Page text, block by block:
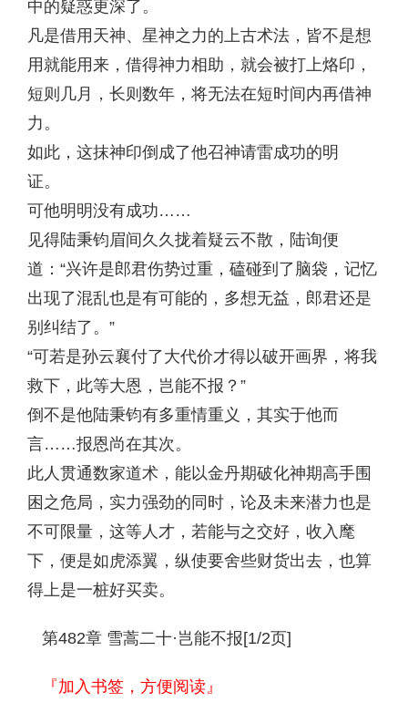
中的疑惑更深了。
凡是借用天神、星神之力的上古术法，皆不是想
用就能用来，借得神力相助，就会被打上烙印，
短则几月，长则数年，将无法在短时间内再借神
力。
如此，这抹神印倒成了他召神请雷成功的明
证。
可他明明没有成功……
见得陆秉钧眉间久久拢着疑云不散，陆询便
道：“兴许是郎君伤势过重，磕碰到了脑袋，记忆
出现了混乱也是有可能的，多想无益，郎君还是
别纠结了。”
“可若是孙云襄付了大代价才得以破开画界，将我
救下，此等大恩，岂能不报？”
倒不是他陆秉钧有多重情重义，其实于他而
言……报恩尚在其次。
此人贯通数家道术，能以金丹期破化神期高手围
困之危局，实力强劲的同时，论及未来潜力也是
不可限量，这等人才，若能与之交好，收入麾
下，便是如虎添翼，纵使要舍些财货出去，也算
得上是一桩好买卖。
第482章 雪蒿二十·岂能不报[1/2页]
『加入书签，方便阅读』